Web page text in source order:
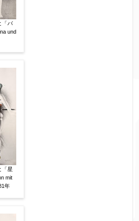
意】
された査定額がございました
い。その価格が適切かお返事申
「バ
und
「星
mit
年